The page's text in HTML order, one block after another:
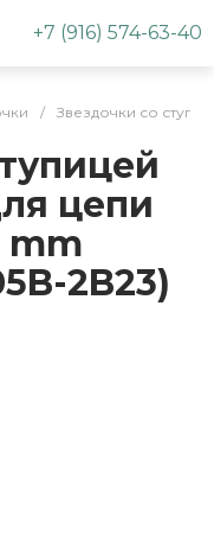
+7 (916) 574-63-40
/ Звездочки со
цепи
mm
2B23)